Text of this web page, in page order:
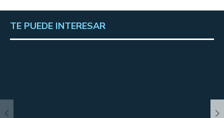
TE PUEDE INTERESAR